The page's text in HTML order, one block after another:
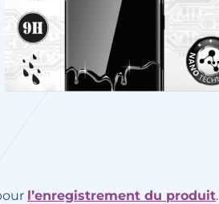
l’enregistrement du produit.